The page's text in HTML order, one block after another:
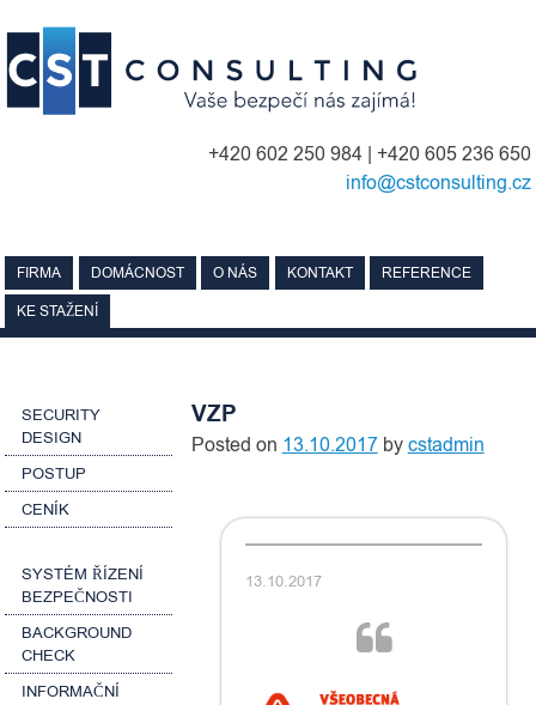
to
content
+420 602 250 984 | +420 605 236 650
info@cstconsulting.cz
FIRMA DOMÁCNOST O NÁS KONTAKT REFERENCE
KE STAŽENÍ
SECURITY
DESIGN
POSTUP
CENÍK
SYSTÉM ŘÍZENÍ
BEZPEČNOSTI
BACKGROUND
CHECK
INFORMAČNÍ
VZP
Posted on 13.10.2017bycstadmin
13.10.2017